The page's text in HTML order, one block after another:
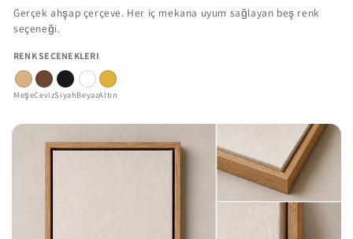
Gerçek ahşap çerçeve. Her iç mekana uyum sağlayan beş renk
seçeneği.
RENK SEÇENEKLERI
MeşeCevizSiyahBeyazAltın